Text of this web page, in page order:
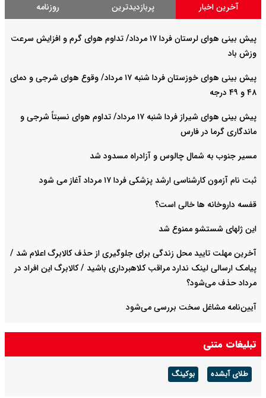
آخرین اخبار پربازدیدترین روزنامه
پیش بینی هوای لرستان فردا ۱۷ مرداد/ تداوم هوای گرم و افزایش سرعت
وزش باد
پیش بینی هوای خوزستان فردا شنبه ۱۷ مرداد/ وقوع هوای شرجی و دمای
۴۸ و ۴۹ درجه
پیش بینی هوای شیراز فردا شنبه ۱۷ مرداد/ تداوم هوای نسبتاً شرجی و
ماندگاری گرما در فارس
مسیر جنوب به شمال چالوس و آزادراه مسدود شد
ثبت نام آزمون کارشناسی ارشد پزشکی فردا ۱۷ مرداد آغاز می شود
قفسه داروخانه ها خالی است؟
این ژلهای شستشو ممنوع شد
آخرین مهلت تایید محل زندگی برای جلوگیری از حذف کالابرگ اعلام شد /
پیامک ارسالی لینک ندارد مراقب کلاهبرداری باشید / کالابرگ این افراد در
مرداد حذف می‌شود؟
آیین‌نامه مشاغل سخت بررسی می‌شود
وضعیت هوای کشور امروز جمعه ۱۶ مرداد ۱۴۰۵ / پیش‌بینی وزش باد و
گردوخاک در نیمه شرقی کشور
تبلیغات متنی
طلای آبشده بوکینگ